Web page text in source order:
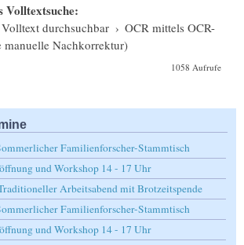
Volltextsuche:
durchsuchbar › OCR mittels OCR-
manuelle Nachkorrektur)
1058 Aufrufe
Familienforscher-Stammtisch
und Workshop 14 - 17 Uhr
Arbeitsabend mit Brotzeitspende
Familienforscher-Stammtisch
und Workshop 14 - 17 Uhr